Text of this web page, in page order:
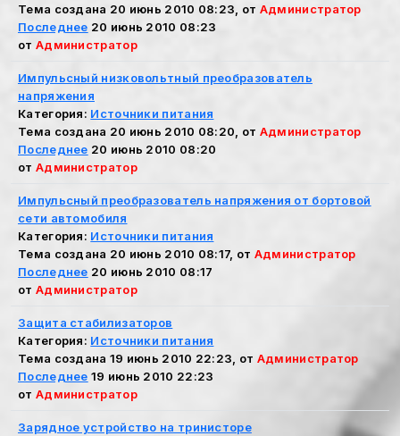
Тема создана 20 июнь 2010 08:23, от Администратор
Последнее 20 июнь 2010 08:23
от Администратор
Импульсный низковольтный преобразователь
напряжения
Категория: Источники питания
Тема создана 20 июнь 2010 08:20, от Администратор
Последнее 20 июнь 2010 08:20
от Администратор
Импульсный преобразователь напряжения от бортовой
сети автомобиля
Категория: Источники питания
Тема создана 20 июнь 2010 08:17, от Администратор
Последнее 20 июнь 2010 08:17
от Администратор
Защита стабилизаторов
Категория: Источники питания
Тема создана 19 июнь 2010 22:23, от Администратор
Последнее 19 июнь 2010 22:23
от Администратор
Зарядное устройство на тринисторе